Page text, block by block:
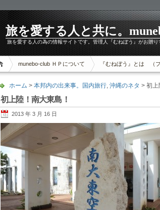
旅を愛する人と共に。
旅を愛する人の為の情報サイトです。管理人『むねぼう』がお贈り
munebo-club ＨＰについて 『むねぼう』とは （
ホーム > 本邦内の出来事。国内旅行, 沖縄のネタ > 初上
初上陸！南大東島！
2013 年 3 月 16 日